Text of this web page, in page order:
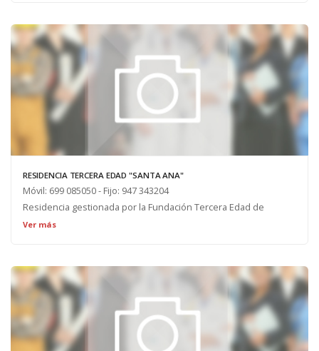
RESIDENCIA TERCERA EDAD "SANTA ANA"
Móvil: 699 085050 - Fijo: 947 343204
Residencia gestionada por la Fundación Tercera Edad de
Palacios de la Sierra. Cuenta con 36 plazas, 15 de ellas para
Ver más